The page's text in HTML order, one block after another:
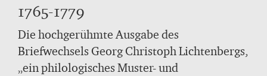
1765-1779
Die hochgerühmte Ausgabe des
Briefwechsels Georg Christoph Lichtenbergs,
„ein philologisches Muster- und